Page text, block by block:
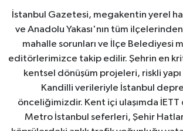
İstanbul Gazetesi, megakentin yerel
ve Anadolu Yakası'nın tüm
mahalle sorunları ve İlçe Belediyesi
editörlerimizce takip edilir. Şehrin en
kentsel dönüşüm projeleri, riskli yapı
Kandilli verileriyle İstanbul
önceliğimizdir. Kent içi ulaşımda İETT
Metro İstanbul seferleri, Şehir